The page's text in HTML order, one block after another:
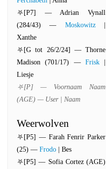
⛧[P7] — Adrian Vynall
(284/43) — Moskowitz|
Xanthe
⛧[G tot 26/2/24] — Thorne
Madison (701/17) — Frisk|
Liesje
⛧[P] — Voornaam Naam
(AGE) — User | Naam
Weerwolven
⛧[P5] — Farah Fenrir Parker
(25) — Frodo | Bes
⛧[P5] — Sofia Cortez (AGE)